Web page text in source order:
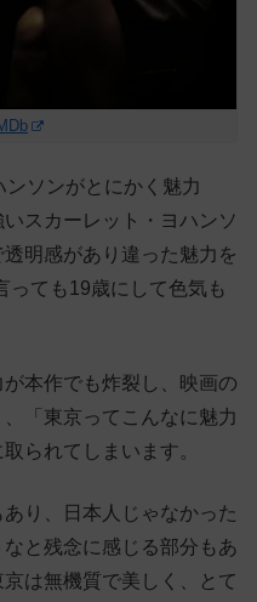
ソンがとにかく魅力
スカーレット・ヨハンソ
明感があり違った魅力を
っても19歳にして色気も
本作でも炸裂し、 映画の
「東京ってこんなに魅力
られてしまいます。
り、日本人じゃなかった
と残念に感じる部分もあ
は無機質で美しく、とて